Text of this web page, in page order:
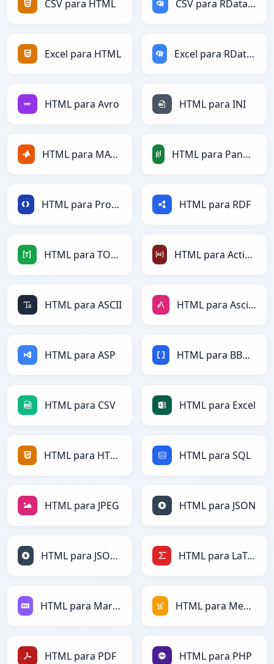
CSV para HTML CSV para RDataFrame
Excel para HTML Excel para RDataFrame
HTML para Avro HTML para INI
HTML para MATLAB HTML para PandasDataFrame
HTML para Protobuf HTML para RDF
HTML para TOML HTML para ActionScript
HTML para ASCII HTML para AsciiDoc
HTML para ASP HTML para BBCode
HTML para CSV HTML para Excel
HTML para HTML HTML para SQL
HTML para JPEG HTML para JSON
HTML para JSONLines HTML para LaTeX
HTML para Markdown HTML para MediaWiki
HTML para PDF HTML para PHP